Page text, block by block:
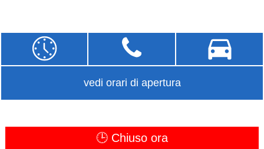
vedi orari di apertura
🕒 Chiuso ora